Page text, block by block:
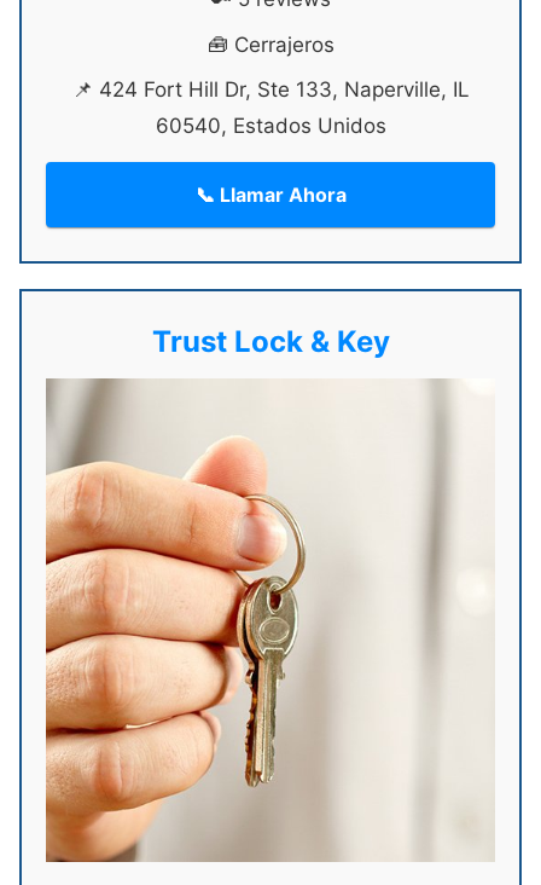
🧰 Cerrajeros
📌 424 Fort Hill Dr, Ste 133, Naperville, IL
60540, Estados Unidos
📞 Llamar Ahora
Trust Lock & Key